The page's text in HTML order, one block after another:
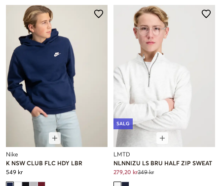
Nike
K NSW CLUB FLC HDY LBR
549 kr
SALG
LMTD
NLNNIZU LS BRU HALF ZIP SWEAT
279,20 kr349 kr